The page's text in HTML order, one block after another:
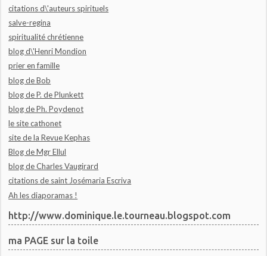
citations d\'auteurs spirituels
salve-regina
spiritualité chrétienne
blog d\'Henri Mondion
prier en famille
blog de Bob
blog de P. de Plunkett
blog de Ph. Poydenot
le site cathonet
site de la Revue Kephas
Blog de Mgr Ellul
blog de Charles Vaugirard
citations de saint Josémaria Escriva
Ah les diaporamas !
http://www.dominique.le.tourneau.blogspot.com
ma PAGE sur la toile